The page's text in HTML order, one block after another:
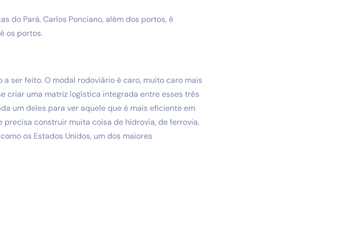
do Pará, Carlos Ponciano, além dos portos, é
os portos.
ser feito. O modal rodoviário é caro, muito caro mais
criar uma matriz logística integrada entre esses três
um deles para ver aquele que é mais eficiente em
construir muita coisa de hidrovia, de ferrovia,
os Estados Unidos, um dos maiores